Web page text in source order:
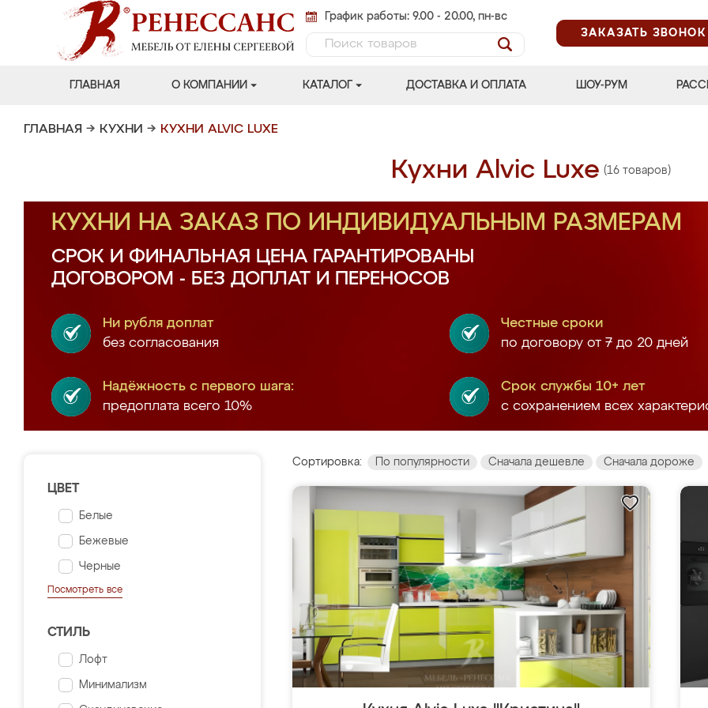
График работы: 9.00 - 20.00, пн-вс
ЗАКАЗАТЬ ЗВОНОК
ГЛАВНАЯ О КОМПАНИИ КАТАЛОГ ДОСТАВКА И ОПЛАТА ШОУ-РУМ
ГЛАВНАЯ → КУХНИ → КУХНИ ALVIC LUXE
Кухни Alvic Luxe (16 товаров)
КУХНИ НА ЗАКАЗ ПО ИНДИВИДУАЛЬНЫМ РАЗМЕРАМ
СРОК И ФИНАЛЬНАЯ ЦЕНА ГАРАНТИРОВАНЫ
ДОГОВОРОМ - БЕЗ ДОПЛАТ И ПЕРЕНОСОВ
Ни рубля доплат
без согласования
Честные сроки
по договору от 7 до 20 дней
Надёжность с первого шага:
предоплата всего 10%
Срок службы 10+ лет
с сохранением всех
ЦВЕТ
Белые
Бежевые
Черные
Посмотреть все
СТИЛЬ
Лофт
Минимализм
Сортировка: По популярности Сначала дешевле Сначала дороже